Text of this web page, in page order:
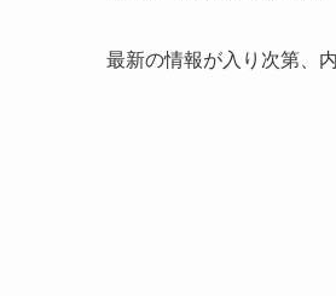
最新の情報が入り次第、